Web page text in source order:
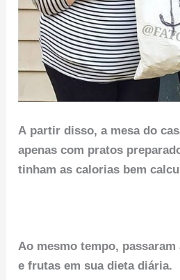
A partir disso, a mesa do
apenas com pratos
tinham as calorias bem
Ao mesmo tempo,
e frutas em sua dieta diária.